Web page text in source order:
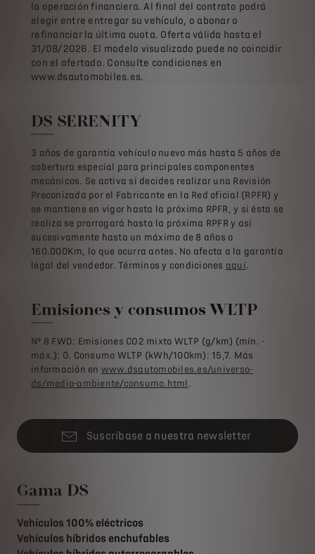
la operación financiera. Al final del contrato podrá
elegir entre entregar su vehículo, o abonar o
refinanciar la última cuota. Oferta válida hasta el
31/08/2026. El modelo visualizado puede no coincidir
con el ofertado. Consulte condiciones en
www.dsautomobiles.es.
DS SERENITY
3 años de garantía vehículo nuevo más hasta 5 años de
cobertura especial para principales componentes
mecánicos. Se activa si decides realizar una Revisión
Preconizada por el Fabricante en la Red oficial (RPFR) y
se mantiene en vigor hasta la próxima RPFR, y si ésta se
realiza se prorrogará hasta la próxima RPFR y así
sucesivamente hasta un máximo de 8 años o
160.000Km, lo que ocurra antes. No afecta a la garantía
legal del vendedor. Términos y condiciones aquí.
Emisiones y consumos WLTP
Nº 8 FWD: Emisiones CO2 mixto WLTP (g/km) (mín. -
máx.): 0. Consumo WLTP (kWh/100km): 15,7. Más
información en www.dsautomobiles.es/universo-
ds/medio-ambiente/consumo.html .
Suscríbase a nuestra newsletter
Gama DS
Vehículos 100% eléctricos
Vehículos híbridos enchufables